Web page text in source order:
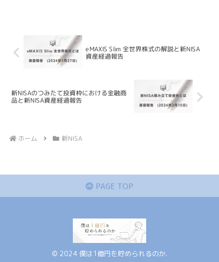
eMAXIS Slim 全世界株式の解説と新NISA
資産経過報告
新NISAのつみたて投資枠における金融商
品と新NISA資産経過報告
ホーム 新NISA
PAGE TOP
© 2024 僕は1億円を貯められるのか.